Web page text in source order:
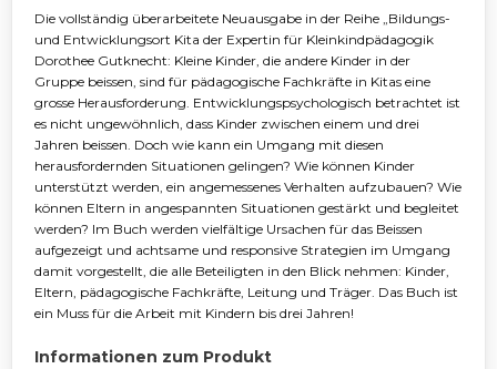
Die vollständig überarbeitete Neuausgabe in der Reihe „Bildungs-
und Entwicklungsort Kita der Expertin für Kleinkindpädagogik
Dorothee Gutknecht: Kleine Kinder, die andere Kinder in der
Gruppe beissen, sind für pädagogische Fachkräfte in Kitas eine
grosse Herausforderung. Entwicklungspsychologisch betrachtet ist
es nicht ungewöhnlich, dass Kinder zwischen einem und drei
Jahren beissen. Doch wie kann ein Umgang mit diesen
herausfordernden Situationen gelingen? Wie können Kinder
unterstützt werden, ein angemessenes Verhalten aufzubauen? Wie
können Eltern in angespannten Situationen gestärkt und begleitet
werden? Im Buch werden vielfältige Ursachen für das Beissen
aufgezeigt und achtsame und responsive Strategien im Umgang
damit vorgestellt, die alle Beteiligten in den Blick nehmen: Kinder,
Eltern, pädagogische Fachkräfte, Leitung und Träger. Das Buch ist
ein Muss für die Arbeit mit Kindern bis drei Jahren!
Informationen zum Produkt